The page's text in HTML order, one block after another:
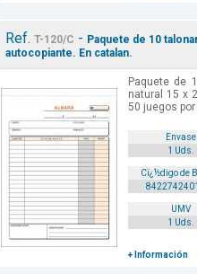
Ref. T-120/C - Paquete de 10
autocopiante. En catalan.
Paquete de
natural 15 x
50 juegos
Envase
1 Uds.
Cï¿½digo de
UMV
1 Uds.
+ Información